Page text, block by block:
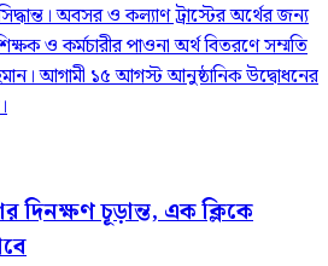
অবসর ও কল্যাণ ট্রাস্টের অর্থের জন্য
ও কর্মচারীর পাওনা অর্থ বিতরণে সম্মতি
আগামী ১৫ আগস্ট আনুষ্ঠানিক উদ্বোধনের
চূড়ান্ত, এক ক্লিকে